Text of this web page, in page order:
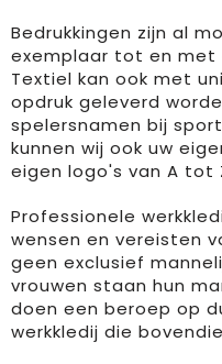
Sport
Werkkleding
Textiel
Tassen
Gilets
Handschoenen en
Horeca textiel en
Hoteltextiel
Jassen
Kledingaccessoires
Ondergoed en
Gezichtsmaskers
Gilets
Handschoenen en
Jassen
Kledingaccessoires
Ondergoed,
Overhemden
Draagtassen
Duffeltassen
Fietstassen
Golftassen
Goodiebags
Heuptassen
Jute tassen
Blikkoelers
Zonneschermen
Luchtverfrissers
Bagageriemen
Handdoeken en
Kleden
Dekens
Bedrukkingen zijn al
exemplaar tot en met
Textiel kan ook met
opdruk geleverd
spelersnamen bij
kunnen wij ook uw
eigen logo's van A tot
Professionele
wensen en vereisten
geen exclusief
vrouwen staan hun
doen een beroep op
werkkledij die